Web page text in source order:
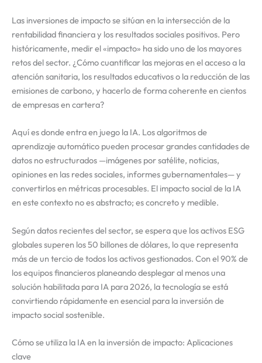
Las inversiones de impacto se sitúan en la intersección de la
rentabilidad financiera y los resultados sociales positivos. Pero
históricamente, medir el «impacto» ha sido uno de los mayores
retos del sector. ¿Cómo cuantificar las mejoras en el acceso a la
atención sanitaria, los resultados educativos o la reducción de las
emisiones de carbono, y hacerlo de forma coherente en cientos
de empresas en cartera?
Aquí es donde entra en juego la IA. Los algoritmos de
aprendizaje automático pueden procesar grandes cantidades de
datos no estructurados —imágenes por satélite, noticias,
opiniones en las redes sociales, informes gubernamentales— y
convertirlos en métricas procesables. El impacto social de la IA
en este contexto no es abstracto; es concreto y medible.
Según datos recientes del sector, se espera que los activos ESG
globales superen los 50 billones de dólares, lo que representa
más de un tercio de todos los activos gestionados. Con el 90% de
los equipos financieros planeando desplegar al menos una
solución habilitada para IA para 2026, la tecnología se está
convirtiendo rápidamente en esencial para la inversión de
impacto social sostenible.
Cómo se utiliza la IA en la inversión de impacto: Aplicaciones
clave